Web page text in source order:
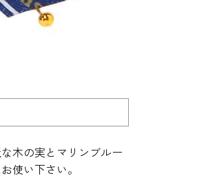
木の実とマリンブルー
使い下さい。